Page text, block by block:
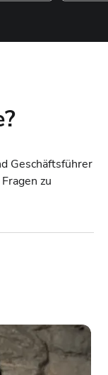
Geschäftsführer
zu